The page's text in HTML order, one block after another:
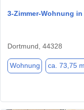
3-Zimmer-Wohnung
Dortmund, 44328
Wohnung ca. 73,75